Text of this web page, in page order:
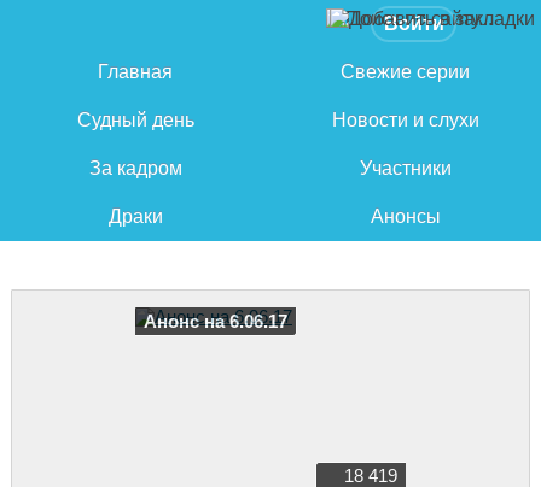
Войти
Главная Свежие серии
Судный день Новости и слухи
За кадром Участники
Драки Анонсы
Анонс на 6.06.17
18 419